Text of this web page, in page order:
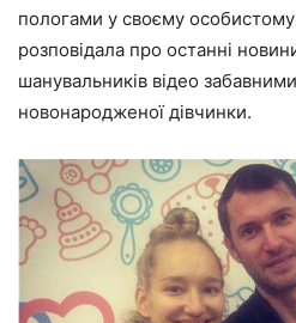
пологами у своєму особистому
розповідала про останні
шанувальників відео
новонародженої дівчинки.